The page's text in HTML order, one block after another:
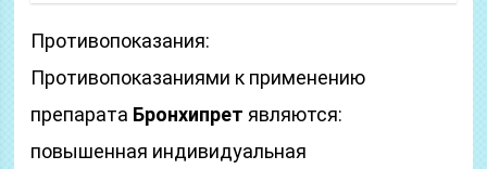
Противопоказания:
Противопоказаниями к применению
препарата Бронхипрет являются:
повышенная индивидуальная